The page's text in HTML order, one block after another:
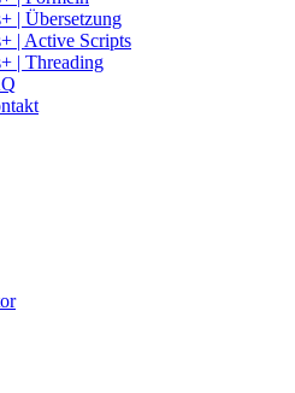
| Übersetzung
| Active Scripts
| Threading